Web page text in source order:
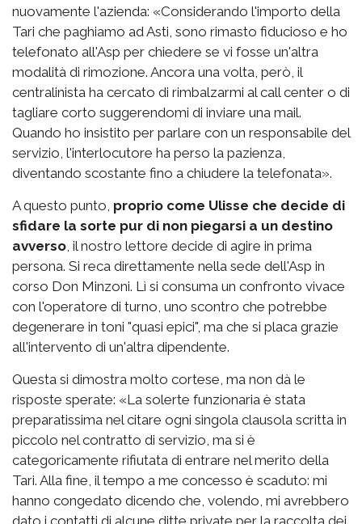
nuovamente l'azienda: «Considerando l'importo della
Tari che paghiamo ad Asti, sono rimasto fiducioso e ho
telefonato all'Asp per chiedere se vi fosse un'altra
modalità di rimozione. Ancora una volta, però, il
centralinista ha cercato di rimbalzarmi al call center o di
tagliare corto suggerendomi di inviare una mail.
Quando ho insistito per parlare con un responsabile del
servizio, l'interlocutore ha perso la pazienza,
diventando scostante fino a chiudere la telefonata».
A questo punto, proprio come Ulisse che decide di
sfidare la sorte pur di non piegarsi a un destino
avverso , il nostro lettore decide di agire in prima
persona. Si reca direttamente nella sede dell'Asp in
corso Don Minzoni. Lì si consuma un confronto vivace
con l'operatore di turno, uno scontro che potrebbe
degenerare in toni "quasi epici", ma che si placa grazie
all'intervento di un'altra dipendente.
Questa si dimostra molto cortese, ma non dà le
risposte sperate: «La solerte funzionaria è stata
preparatissima nel citare ogni singola clausola scritta in
piccolo nel contratto di servizio, ma si è
categoricamente rifiutata di entrare nel merito della
Tari. Alla fine, il tempo a me concesso è scaduto: mi
hanno congedato dicendo che, volendo, mi avrebbero
dato i contatti di alcune ditte private per la raccolta dei